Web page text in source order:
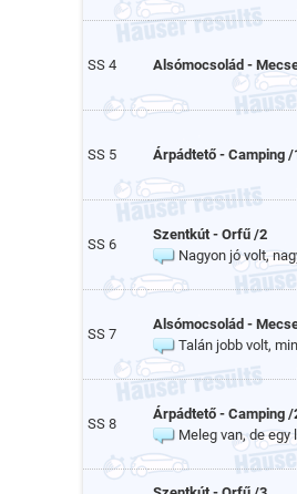
SS 4 Alsómocsolád -
SS 5 Árpádtető - Camping /
SS 6
Szentkút - Orfű /2
Nagyon jó volt,
SS 7
Alsómocsolád -
Talán jobb volt,
SS 8
Árpádtető - Camping /
Meleg van, de